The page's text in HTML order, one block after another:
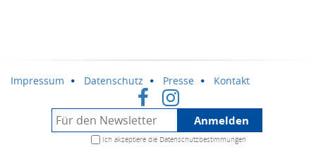
Impressum Datenschutz Presse Kontakt
Anmelden
Ich akzeptiere die Datenschutzbestimmungen